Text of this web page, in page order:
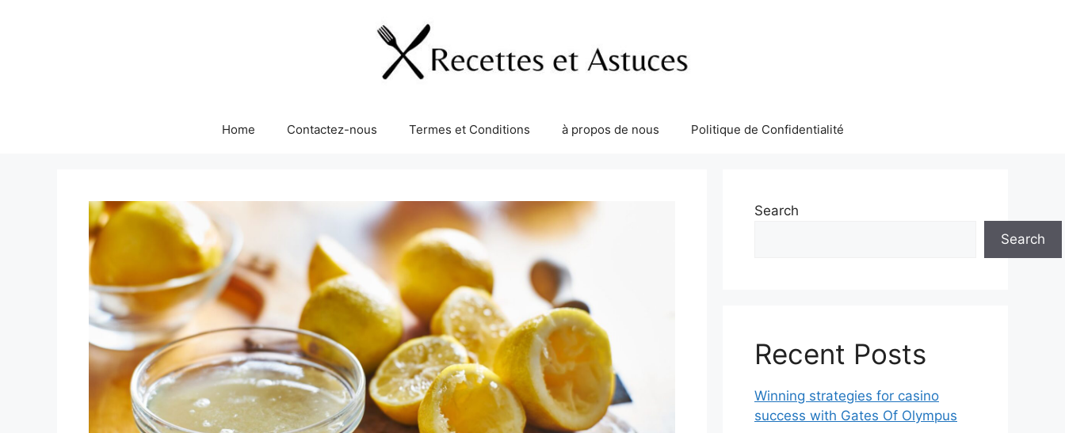
Home Contactez-nous Termes et Conditions à propos de nous Politique de Confidentialité
Search
Search
Recent Posts
Winning strategies for casino
success with Gates Of Olympus